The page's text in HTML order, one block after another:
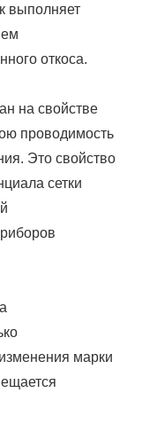
выполняет
откоса.
на свойстве
проводимость
Это свойство
сетки
марки